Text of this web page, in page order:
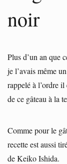
noir
Plus d’un an que
je l’avais même
rappelé à l’ordre
de ce gâteau à la
Comme pour le
recette est aussi
de Keiko Ishida.